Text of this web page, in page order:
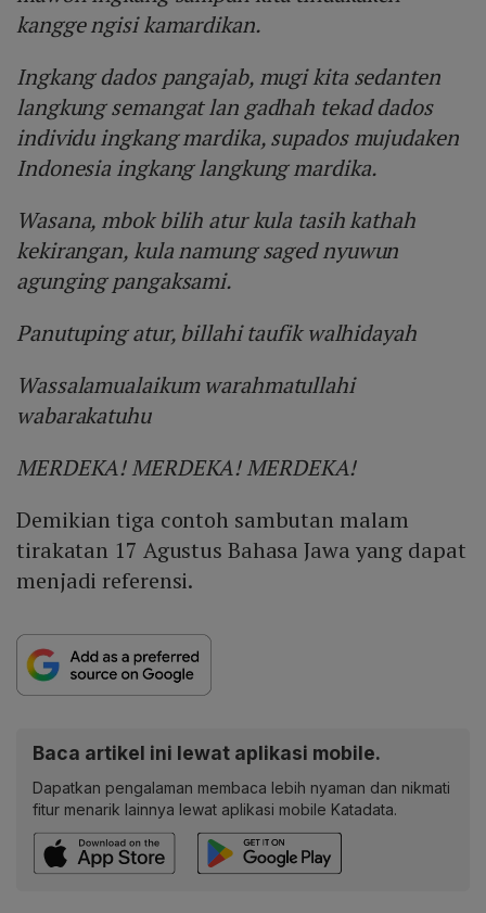
kangge ngisi kamardikan.
Ingkang dados pangajab, mugi kita sedanten
langkung semangat lan gadhah tekad dados
individu ingkang mardika, supados mujudaken
Indonesia ingkang langkung mardika.
Wasana, mbok bilih atur kula tasih kathah
kekirangan, kula namung saged nyuwun
agunging pangaksami.
Panutuping atur, billahi taufik walhidayah
Wassalamualaikum warahmatullahi
wabarakatuhu
MERDEKA! MERDEKA! MERDEKA!
Demikian tiga contoh sambutan malam
tirakatan 17 Agustus Bahasa Jawa yang dapat
menjadi referensi.
Baca artikel ini lewat aplikasi mobile.
Dapatkan pengalaman membaca lebih nyaman dan nikmati
fitur menarik lainnya lewat aplikasi mobile Katadata.